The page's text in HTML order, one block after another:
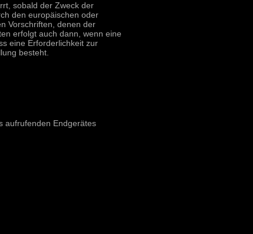
sobald der Zweck der
den europäischen oder
Vorschriften, denen der
erfolgt auch dann, wenn eine
eine Erforderlichkeit zur
besteht.
aufrufenden Endgerätes